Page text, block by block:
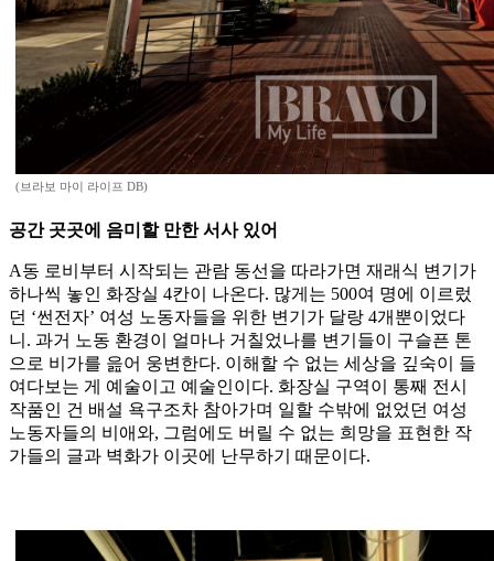
(브라보 마이 라이프 DB)
공간 곳곳에 음미할 만한 서사 있어
A동 로비부터 시작되는 관람 동선을 따라가면 재래식 변기가
하나씩 놓인 화장실 4칸이 나온다. 많게는 500여 명에 이르렀
던 ‘썬전자’ 여성 노동자들을 위한 변기가 달랑 4개뿐이었다
니. 과거 노동 환경이 얼마나 거칠었나를 변기들이 구슬픈 톤
으로 비가를 읊어 웅변한다. 이해할 수 없는 세상을 깊숙이 들
여다보는 게 예술이고 예술인이다. 화장실 구역이 통째 전시
작품인 건 배설 욕구조차 참아가며 일할 수밖에 없었던 여성
노동자들의 비애와, 그럼에도 버릴 수 없는 희망을 표현한 작
가들의 글과 벽화가 이곳에 난무하기 때문이다.